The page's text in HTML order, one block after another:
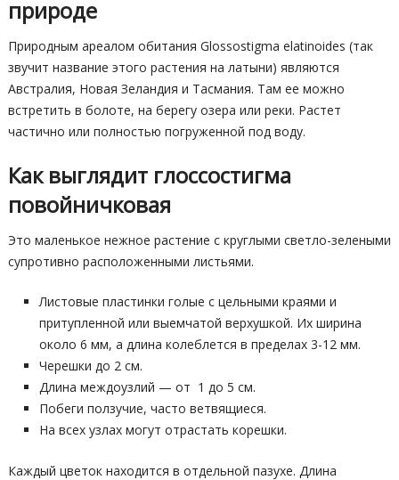
природе
Природным ареалом обитания Glossostigma elatinoides (так
звучит название этого растения на латыни) являются
Австралия, Новая Зеландия и Тасмания. Там ее можно
встретить в болоте, на берегу озера или реки. Растет
частично или полностью погруженной под воду.
Как выглядит глоссостигма
повойничковая
Это маленькое нежное растение с круглыми светло-зелеными
супротивно расположенными листьями.
Листовые пластинки голые с цельными краями и
притупленной или выемчатой верхушкой. Их ширина
около 6 мм, а длина колеблется в пределах 3-12 мм.
Черешки до 2 см.
Длина междоузлий — от 1 до 5 см.
Побеги ползучие, часто ветвящиеся.
На всех узлах могут отрастать корешки.
Каждый цветок находится в отдельной пазухе. Длина